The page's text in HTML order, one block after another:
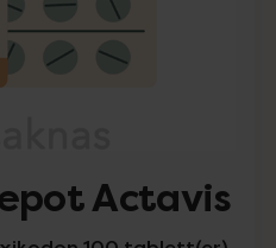
Actavis